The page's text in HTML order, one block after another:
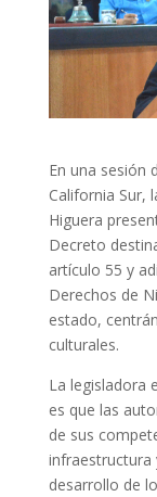
En una sesión
California Sur,
Higuera
Decreto
artículo 55 y
Derechos de
estado,
culturales.
La legisladora
es que las
de sus
infraestructura
desarrollo de